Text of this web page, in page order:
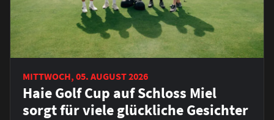
MITTWOCH, 05. AUGUST 2026
Haie Golf Cup auf Schloss Miel
sorgt für viele glückliche Gesichter